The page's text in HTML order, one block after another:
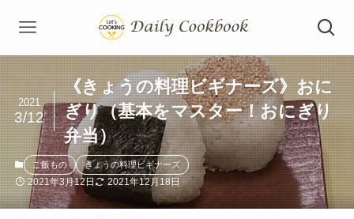
《きょうの料理ビギナーズ》おに
ぎり（基本をマスター！おにぎり
弁当）
2021
3/12
ご飯もの きょうの料理ビギナーズ
2021年3月12日 2021年12月18日